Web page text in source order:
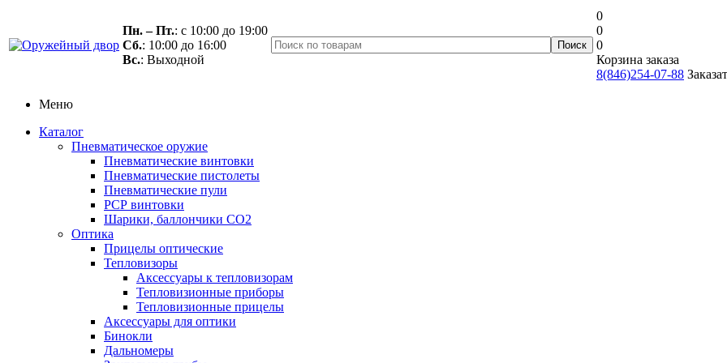
Пн. – Пт.: с 10:00 до 19:00
Сб.: 10:00 до 16:00
Вс.: Выходной
0
0
0
Корзина заказа
8(846)254-07-88
Меню
Каталог
Пневматическое оружие
Пневматические винтовки
Пневматические пистолеты
Пневматические пули
РСР винтовки
Шарики, баллончики СО2
Оптика
Прицелы оптические
Тепловизоры
Аксессуары к тепловизорам
Тепловизионные приборы
Тепловизионные прицелы
Аксессуары для оптики
Бинокли
Дальномеры